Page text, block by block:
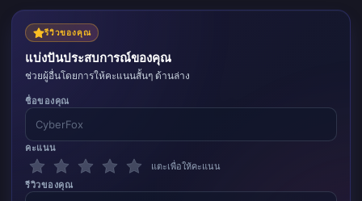
รีวิวของคุณ
แบ่งปันประสบการณ์ของคุณ
ช่วยผู้อื่นโดยการให้คะแนนสั้นๆ ด้านล่าง
ชื่อของคุณ
คะแนน
แตะเพื่อให้คะแนน
รีวิวของคุณ